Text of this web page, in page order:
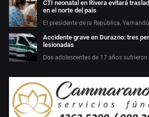
CTI neonatal en Rivera evitará
en el norte del país
El presidente de la República,
Accidente grave en Durazno: tres
lesionadas
Dos adolescentes de 17 años sufrieron